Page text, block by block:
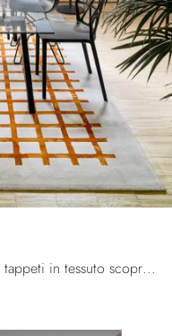
Se desideri Complementi moderni e tappeti in tessuto scopri di più sul modello Cek del brand Connubia.